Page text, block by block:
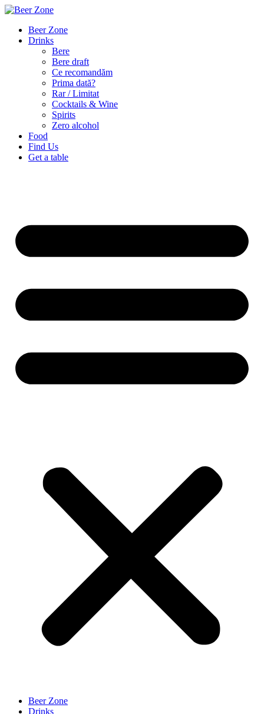
Beer Zone
Drinks
Bere
Bere draft
Ce recomandăm
Prima dată?
Rar / Limitat
Cocktails & Wine
Spirits
Zero alcohol
Food
Find Us
Get a table
Beer Zone
Drinks